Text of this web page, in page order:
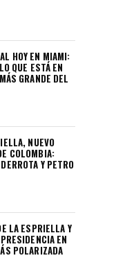
HOY EN MIAMI:
QUE ESTÁ EN
GRANDE DEL
NUEVO
COLOMBIA:
Y PETRO
LA ESPRIELLA Y
EN
POLARIZADA